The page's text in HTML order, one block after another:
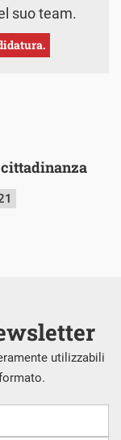
suo team.
utilizzabili